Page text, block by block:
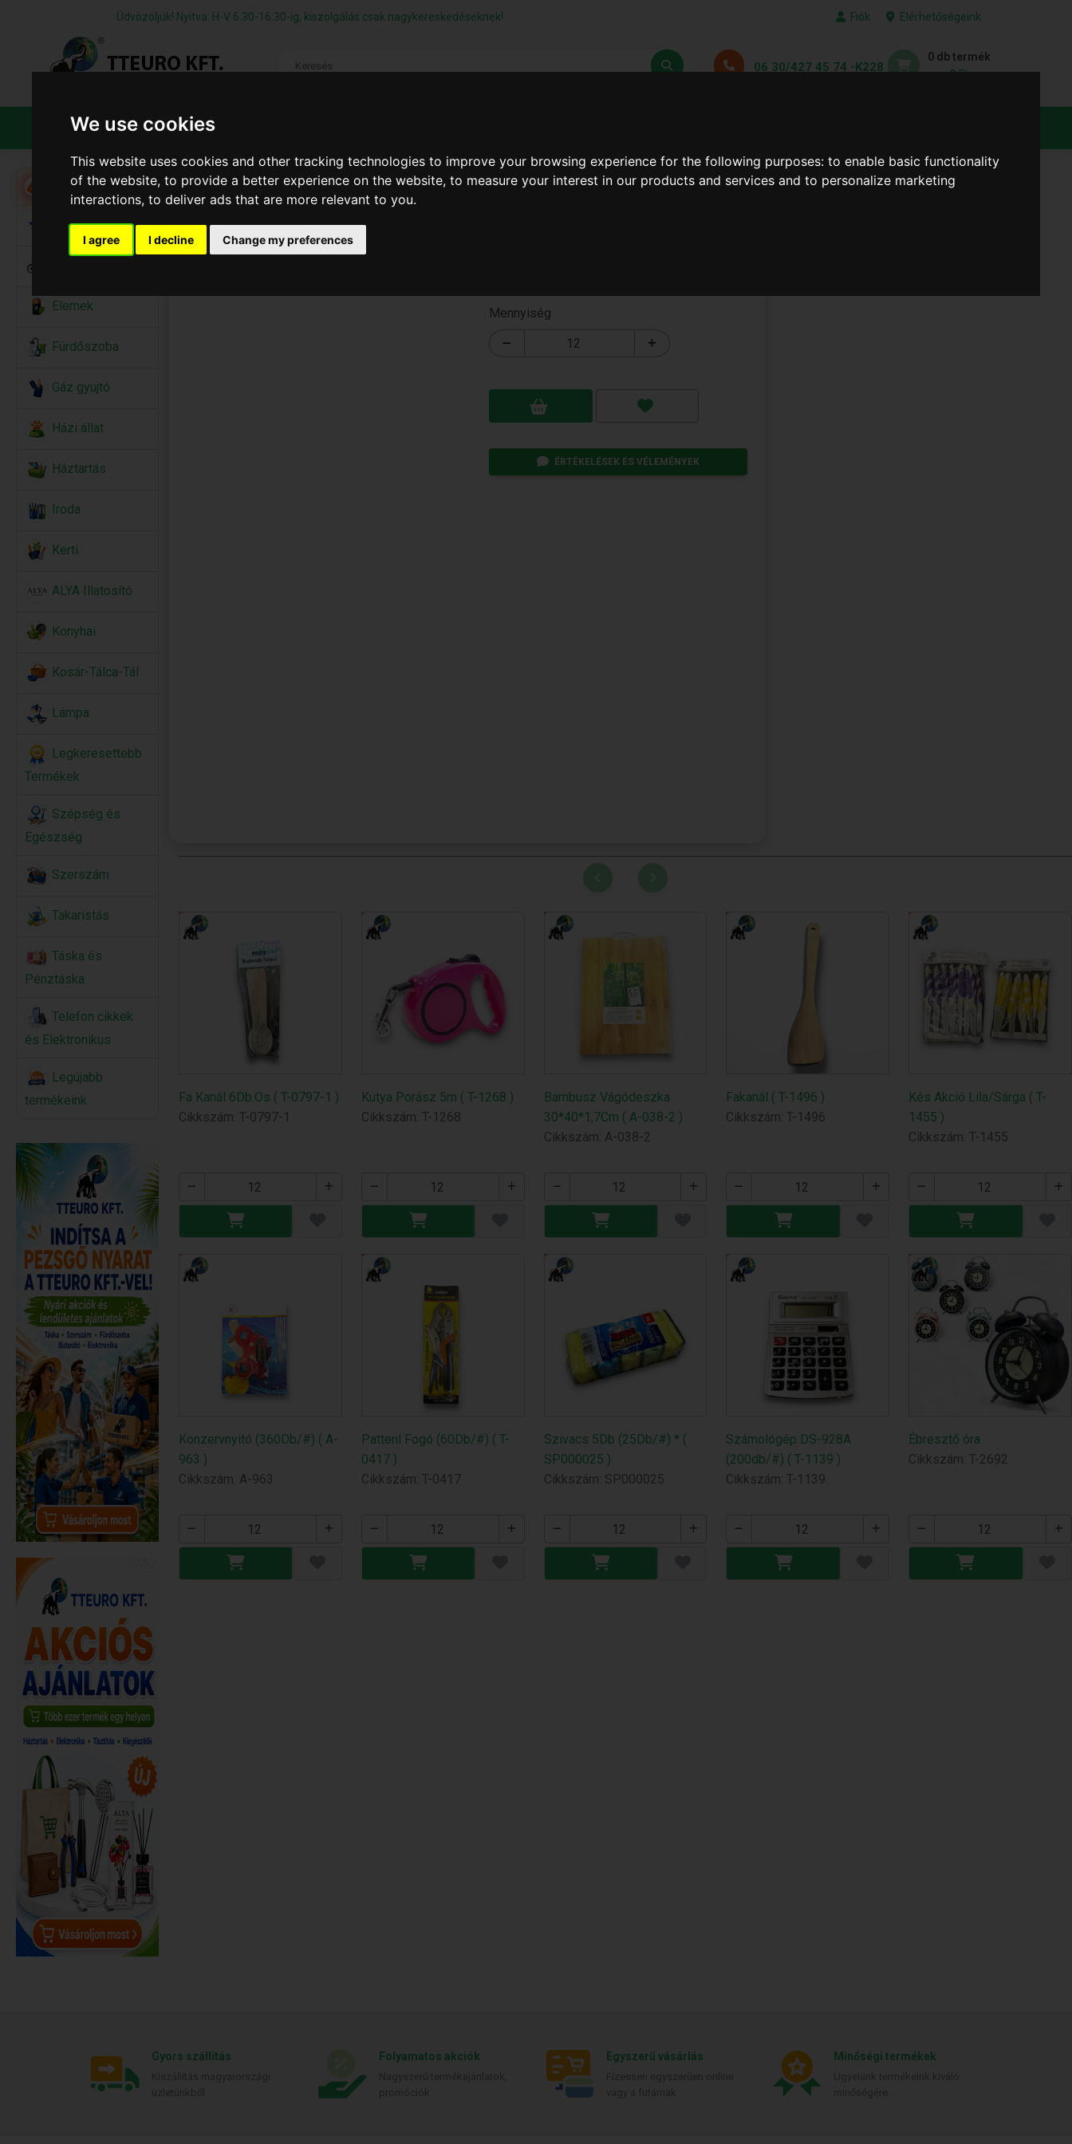
We use cookies
This website uses cookies and other tracking technologies to improve your browsing experience for the following purposes:to enable basic functionality
of the website,to provide a better experience on the website,to measure your interest in our products and services and to personalize marketing
interactions,to deliver ads that are more relevant to you.
I agree I decline Change my preferences
Üdvözöljük! Nyitva: H-V 6:30-16:30-ig, kiszolgálás csak nagykereskedéseknek! Fiók Elérhetőségeink
06 30/427 45 74 -K228
0 db termék
0 Ft
TERMÉKEK
Akció
Alkalmi Kellékek
Elemek
Fürdőszoba
Gáz gyujtó
Házi állat
Háztartás
Iroda
Kerti
ALYA Illatosító
Konyhai
Kosár-Tálca-Tál
Lámpa
Legkeresettebb
Termékek
Szépség és
Egészség
Szerszám
Takaristás
Táska és
Pénztáska
Telefon cikkek
és Elektronikus
Legújabb
termékeink
Mennyiség
ÉRTÉKELÉSEK ÉS VÉLEMÉNYEK
Fa Kanál 6Db.Os ( T-0797-1 )
Cikkszám: T-0797-1
Kutya Porász 5m ( T-1268 )
Cikkszám: T-1268
Bambusz Vágódeszka
30*40*1,7Cm ( A-038-2 )
Cikkszám: A-038-2
Fakanál ( T-1496 )
Cikkszám: T-1496
Kés Akció Lila/Sárga ( T-
1455 )
Cikkszám: T-1455
Konzervnyitó (360Db/#) ( A-
963 )
Cikkszám: A-963
Pattenl Fogó (60Db/#) ( T-
0417 )
Cikkszám: T-0417
Szivacs 5Db (25Db/#) * (
SP000025 )
Cikkszám: SP000025
Számológép DS-928A
(200db/#) ( T-1139 )
Cikkszám: T-1139
Ébresztő óra
Cikkszám: T-2692
Gyors szállítás Folyamatos akciók Egyszerű vásárlás Minőségi termékek